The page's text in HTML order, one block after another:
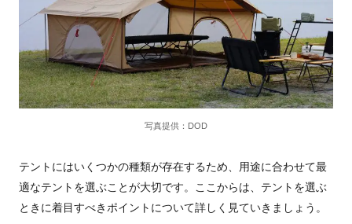
写真提供：DOD
テントにはいくつかの種類が存在するため、用途に合わせて最
適なテントを選ぶことが大切です。ここからは、テントを選ぶ
ときに着目すべきポイントについて詳しく見ていきましょう。